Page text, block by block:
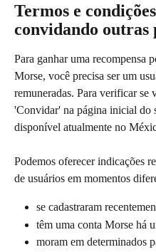
Termos e
convidando outras
Para ganhar uma recompensa
Morse, você precisa ser um
remuneradas. Para verificar se
'Convidar' na página inicial do
disponível atualmente no
Podemos oferecer indicações
de usuários em momentos
se cadastraram
têm uma conta Morse há
moram em determinados